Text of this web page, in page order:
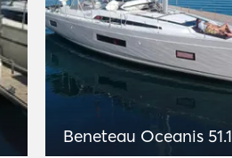
Beneteau Oceanis 51.1